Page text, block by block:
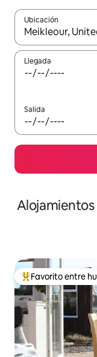
Ubicación
Cuando los
Llegada
Salida
Alojamientos
De los mejores en
Favorito entre